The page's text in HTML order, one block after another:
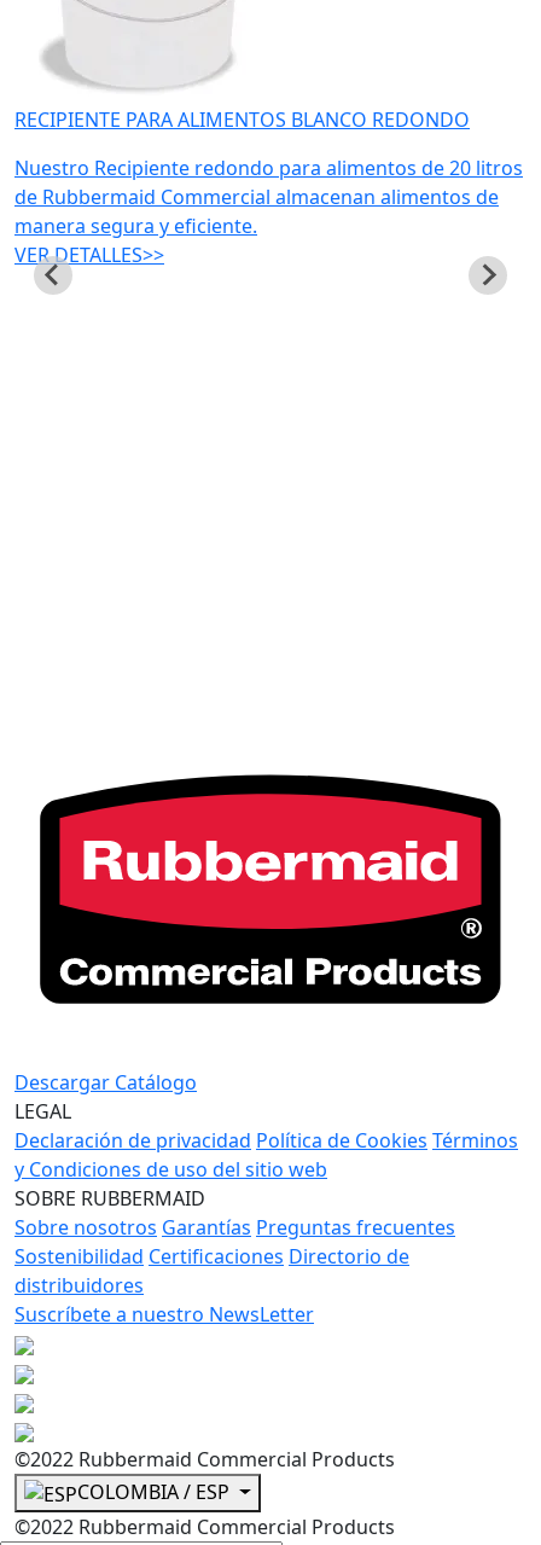
RECIPIENTE PARA ALIMENTOS BLANCO REDONDO
Nuestro Recipiente redondo para alimentos de 20 litros
de Rubbermaid Commercial almacenan alimentos de
manera segura y eficiente.
VER DETALLES>>
Descargar Catálogo
LEGAL
Declaración de privacidad Política de Cookies Términos
y Condiciones de uso del sitio web
SOBRE RUBBERMAID
Sobre nosotros Garantías Preguntas frecuentes
Sostenibilidad Certificaciones Directorio de
distribuidores
Suscríbete a nuestro NewsLetter
©2022 Rubbermaid Commercial Products
COLOMBIA / ESP
©2022 Rubbermaid Commercial Products